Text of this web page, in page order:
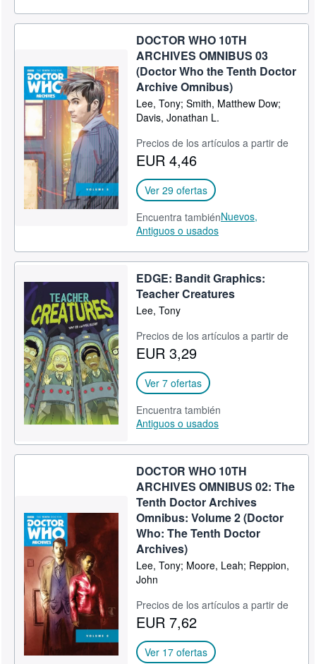
DOCTOR WHO 10TH
ARCHIVES OMNIBUS 03
(Doctor Who the Tenth Doctor
Archive Omnibus)
Lee, Tony; Smith, Matthew Dow;
Davis, Jonathan L.
Precios de los artículos a partir de
EUR 4,46
Ver 29 ofertas
Encuentra tambiénNuevos,
Antiguos o usados
EDGE: Bandit Graphics:
Teacher Creatures
Lee, Tony
Precios de los artículos a partir de
EUR 3,29
Ver 7 ofertas
Encuentra también
Antiguos o usados
DOCTOR WHO 10TH
ARCHIVES OMNIBUS 02: The
Tenth Doctor Archives
Omnibus: Volume 2 (Doctor
Who: The Tenth Doctor
Archives)
Lee, Tony; Moore, Leah; Reppion,
John
Precios de los artículos a partir de
EUR 7,62
Ver 17 ofertas